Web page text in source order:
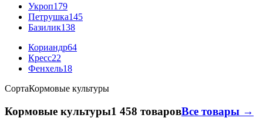
Укроп179
Петрушка145
Базилик138
Кориандр64
Кресс22
Фенхель18
СортаКормовые культуры
Кормовые культуры1 458 товаровВсе товары →